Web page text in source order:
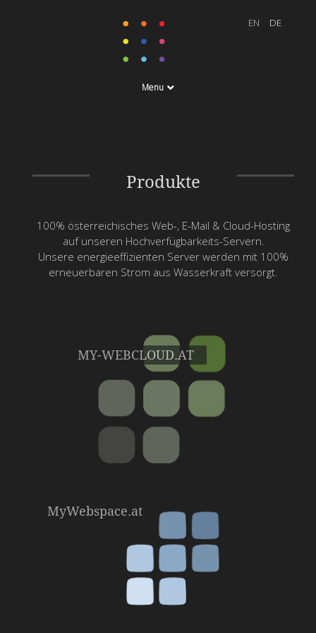
Menu
Produkte
100% österreichisches Web-, E-Mail & Cloud-Hosting
auf unseren Hochverfügbarkeits-Servern.
Unsere energieeffizienten Server werden mit 100%
erneuerbaren Strom aus Wasserkraft versorgt.
MY-WEBCLOUD.AT
MyWebspace.at